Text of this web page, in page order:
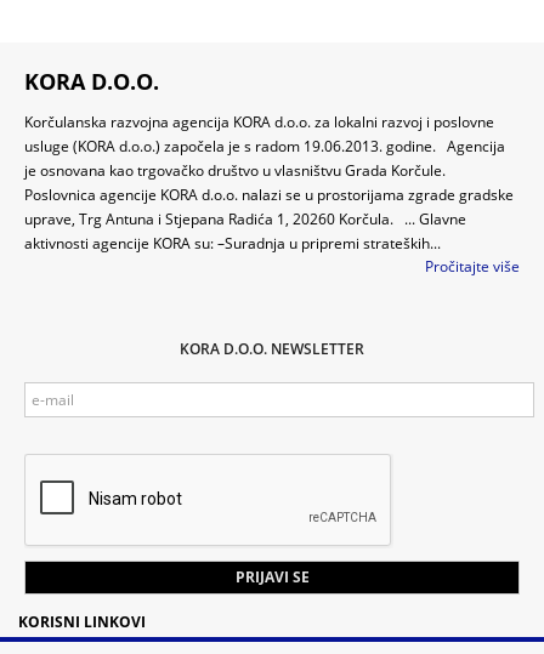
KORA D.O.O.
Korčulanska razvojna agencija KORA d.o.o. za lokalni razvoj i poslovne
usluge (KORA d.o.o.) započela je s radom 19.06.2013. godine. Agencija
je osnovana kao trgovačko društvo u vlasništvu Grada Korčule.
Poslovnica agencije KORA d.o.o. nalazi se u prostorijama zgrade gradske
uprave, Trg Antuna i Stjepana Radića 1, 20260 Korčula. ... Glavne
aktivnosti agencije KORA su: –Suradnja u pripremi strateških...
Pročitajte više
KORA D.O.O. NEWSLETTER
KORISNI LINKOVI